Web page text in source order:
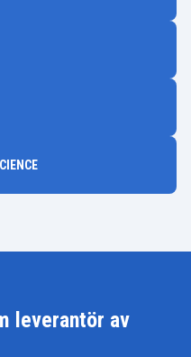
leverantör av